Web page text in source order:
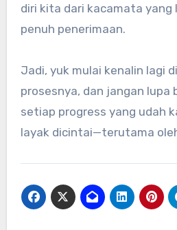
diri kita dari kacamata yang
penuh penerimaan.
Jadi, yuk mulai kenalin lagi
prosesnya, dan jangan lupa
setiap progress yang udah
layak dicintai—terutama